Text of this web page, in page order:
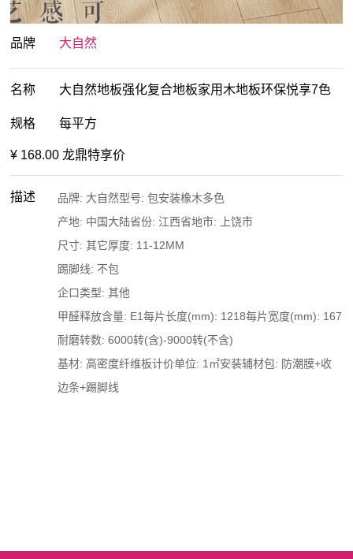
品牌 大自然
名称 大自然地板强化复合地板家用木地板环保悦享7色
规格 每平方
¥ 168.00 龙鼎特享价
描述
品牌: 大自然型号: 包安装橡木多色
产地: 中国大陆省份: 江西省地市: 上饶市
尺寸: 其它厚度: 11-12MM
踢脚线: 不包
企口类型: 其他
甲醛释放含量: E1每片长度(mm): 1218每片宽度(mm): 167
耐磨转数: 6000转(含)-9000转(不含)
基材: 高密度纤维板计价单位: 1㎡安装辅材包: 防潮膜+收
边条+踢脚线